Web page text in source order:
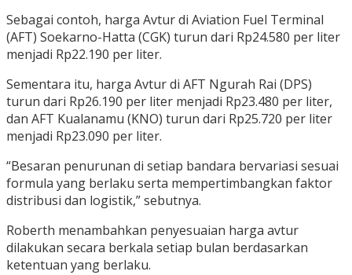
Sebagai contoh, harga Avtur di Aviation Fuel Terminal
(AFT) Soekarno-Hatta (CGK) turun dari Rp24.580 per liter
menjadi Rp22.190 per liter.
Sementara itu, harga Avtur di AFT Ngurah Rai (DPS)
turun dari Rp26.190 per liter menjadi Rp23.480 per liter,
dan AFT Kualanamu (KNO) turun dari Rp25.720 per liter
menjadi Rp23.090 per liter.
“Besaran penurunan di setiap bandara bervariasi sesuai
formula yang berlaku serta mempertimbangkan faktor
distribusi dan logistik,” sebutnya.
Roberth menambahkan penyesuaian harga avtur
dilakukan secara berkala setiap bulan berdasarkan
ketentuan yang berlaku.